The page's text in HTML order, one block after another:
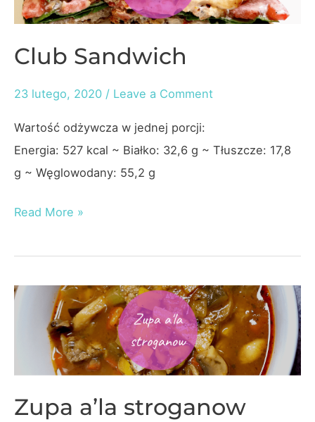
Club Sandwich
23 lutego, 2020 / Leave a Comment
Wartość odżywcza w jednej porcji:
Energia: 527 kcal ~ Białko: 32,6 g ~ Tłuszcze: 17,8
g ~ Węglowodany: 55,2 g
Club
Read More »
Zupa a’la stroganow